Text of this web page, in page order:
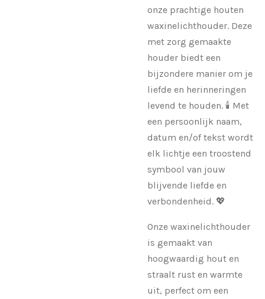
onze prachtige houten
waxinelichthouder. Deze
met zorg gemaakte
houder biedt een
bijzondere manier om je
liefde en herinneringen
levend te houden. 🕯️ Met
een persoonlijk naam,
datum en/of tekst wordt
elk lichtje een troostend
symbool van jouw
blijvende liefde en
verbondenheid. 💖
Onze waxinelichthouder
is gemaakt van
hoogwaardig hout en
straalt rust en warmte
uit, perfect om een